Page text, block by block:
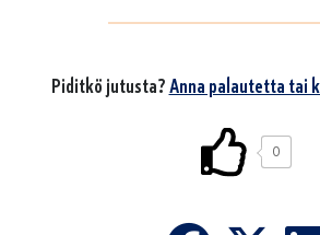
Piditkö jutusta?Anna palautetta tai
0